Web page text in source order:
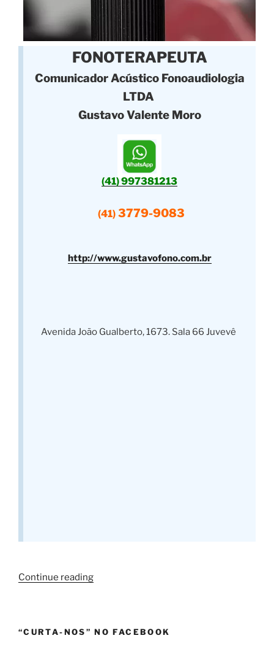
FONOTERAPEUTA
Comunicador Acústico Fonoaudiologia
LTDA
Gustavo Valente Moro
(41) 997381213
(41) 3779-9083
http://www.gustavofono.com.br
Avenida João Gualberto, 1673. Sala 66 Juvevê
Continue reading“Aparelho
“CURTA-NOS” NO FACEBOOK